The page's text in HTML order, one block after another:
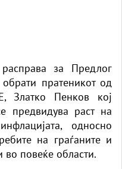
за Предлог
пратеникот од
Златко Пенков кој
предвидува раст на
односно
на граѓаните и
повеќе области.